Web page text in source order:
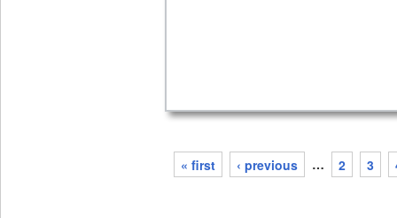
« first ‹ previous … 2 3